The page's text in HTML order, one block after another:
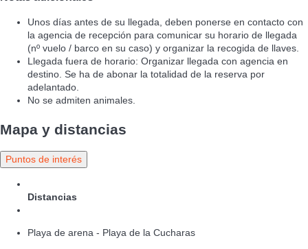
Unos días antes de su llegada, deben ponerse en contacto con
la agencia de recepción para comunicar su horario de llegada
(nº vuelo / barco en su caso) y organizar la recogida de llaves.
Llegada fuera de horario: Organizar llegada con agencia en
destino. Se ha de abonar la totalidad de la reserva por
adelantado.
No se admiten animales.
Mapa y distancias
Puntos de interés
Distancias
Playa de arena - Playa de la Cucharas